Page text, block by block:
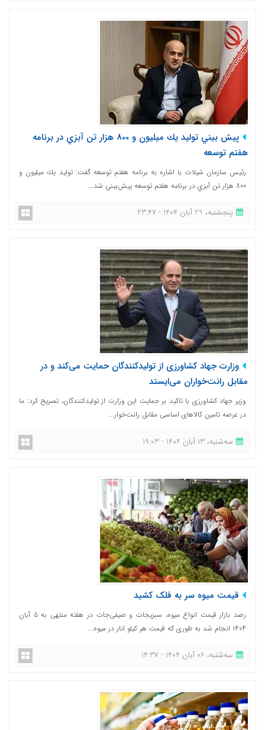
پيش بيني توليد يك ميليون و 800 هزار تن آبزي در برنامه
هفتم توسعه
رئيس سازمان شيلات با اشاره به برنامه هفتم توسعه گفت: توليد يك ميليون و
800 هزار تن آبزي در برنامه هفتم توسعه پيش‌بيني شد...
پنجشنبه، 29 آبان 1404 - 23:47
وزارت جهاد کشاورزی از تولیدکنندگان حمایت می‌کند و در
مقابل رانت‌خواران می‌ایستد
وزیر جهاد کشاورزی با تاکید بر حمایت این وزارت از تولیدکنندگان، تصریح کرد: ما
در عرصه تامین کالاهای اساسی مقابل رانت‌خوار...
ﺳﻪشنبه، 13 آبان 1404 - 19:03
قیمت میوه سر به فلک کشید
رصد بازار قیمت انواع میوه، سبزیجات و صیفی‌جات در هفته منتهی به ۵ آبان
۱۴۰۴ انجام شد به طوری که قیمت هر کیلو انار در میوه...
ﺳﻪشنبه، 06 آبان 1404 - 14:37